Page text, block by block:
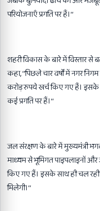
परियोजनाएँ प्रगति पर हैं।‘‘
शहरी विकास के बारे में विस्तार
कहा, ‘‘पिछले चार वर्षों में नगर
करोड़ रुपये खर्च किए गए हैं।
कई प्रगति पर हैं।‘‘
जल संरक्षण के बारे में मुख्यमंत्री
माध्यम से भूमिगत पाइपलाइनों और
किए गए हैं। इसके साथ ही चल
मिलेगी।‘‘